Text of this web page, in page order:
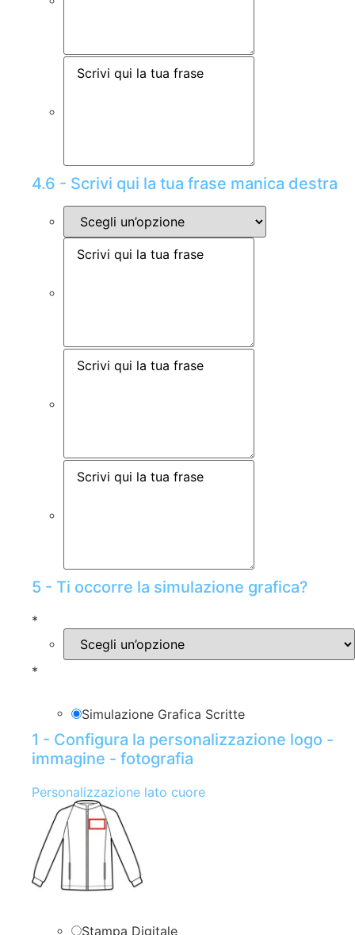
4.6 - Scrivi qui la tua frase manica destra
5 - Ti occorre la simulazione grafica?
*
*
Simulazione Grafica Scritte
1 - Configura la personalizzazione logo -
immagine - fotografia
Personalizzazione lato cuore
Stampa Digitale